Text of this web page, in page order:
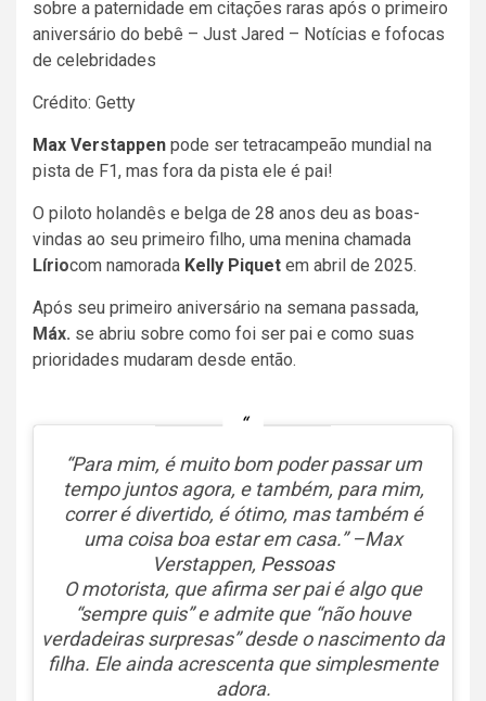
Crédito: Getty
Max Verstappen pode ser tetracampeão mundial na
pista de F1, mas fora da pista ele é pai!
O piloto holandês e belga de 28 anos deu as boas-
vindas ao seu primeiro filho, uma menina chamada
Líriocom namorada Kelly Piquet em abril de 2025.
Após seu primeiro aniversário na semana passada,
Máx. se abriu sobre como foi ser pai e como suas
prioridades mudaram desde então.
“Para mim, é muito bom poder passar um
tempo juntos agora, e também, para mim,
correr é divertido, é ótimo, mas também é
uma coisa boa estar em casa.” –Max
Verstappen, Pessoas
O motorista, que afirma ser pai é algo que
“sempre quis” e admite que “não houve
verdadeiras surpresas” desde o nascimento da
filha. Ele ainda acrescenta que simplesmente
adora.